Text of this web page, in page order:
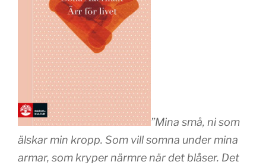
”Mina små, ni som
älskar min kropp. Som vill somna under mina
armar, som kryper närmre när det blåser. Det